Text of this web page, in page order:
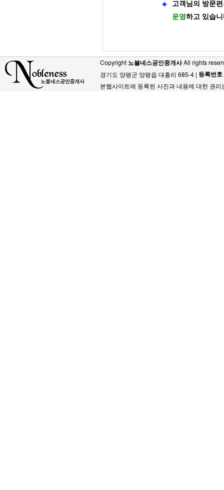
◈
고객님의 방문
운영하고 있습
Copyright 노블네스공인중개사All rights
경기도 양평군 양평읍 대흥리 685-4 | 등록번호
본웹사이트에 등록된 사진과 내용에 대한 권